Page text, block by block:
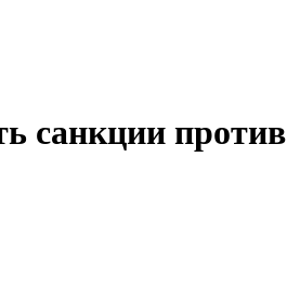
санкции против